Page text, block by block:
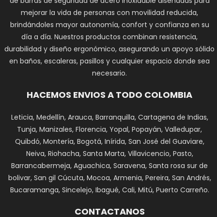
mejorar la vida de personas con movilidad reducida,
brindándoles mayor autonomía, confort y confianza en su
día a día. Nuestros productos combinan resistencia,
durabilidad y diseño ergonómico, asegurando un apoyo sólido
en baños, escaleras, pasillos y cualquier espacio donde sea
necesario.
HACEMOS ENVIOS A TODO COLOMBIA
Leticia, Medellín, Arauca, Barranquilla, Cartagena de Indias,
Tunja, Manizales, Florencia, Yopal, Popayán, Valledupar,
Quibdó, Montería, Bogotá, Inírida, San José del Guaviare,
Neiva, Riohacha, Santa Marta, Villavicencio, Pasto,
Barrancabermeja, Aguachica, Saravena, Santa rosa sur de
bolivar, San gil Cúcuta, Mocoa, Armenia, Pereira, San Andrés,
Bucaramanga, Sincelejo, Ibagué, Cali, Mitú, Puerto Carreño.
CONTACTANOS